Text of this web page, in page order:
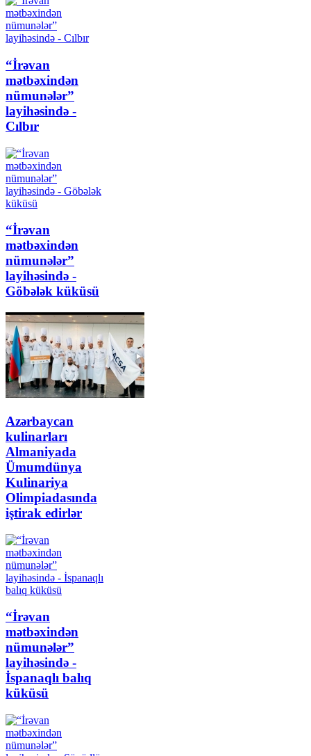
“İrəvan
mətbəxindən
nümunələr”
layihəsində -
Cılbır
“İrəvan
mətbəxindən
nümunələr”
layihəsində -
Göbələk küküsü
Azərbaycan
kulinarları
Almaniyada
Ümumdünya
Kulinariya
Olimpiadasında
iştirak edirlər
“İrəvan
mətbəxindən
nümunələr”
layihəsində -
İspanaqlı balıq
küküsü